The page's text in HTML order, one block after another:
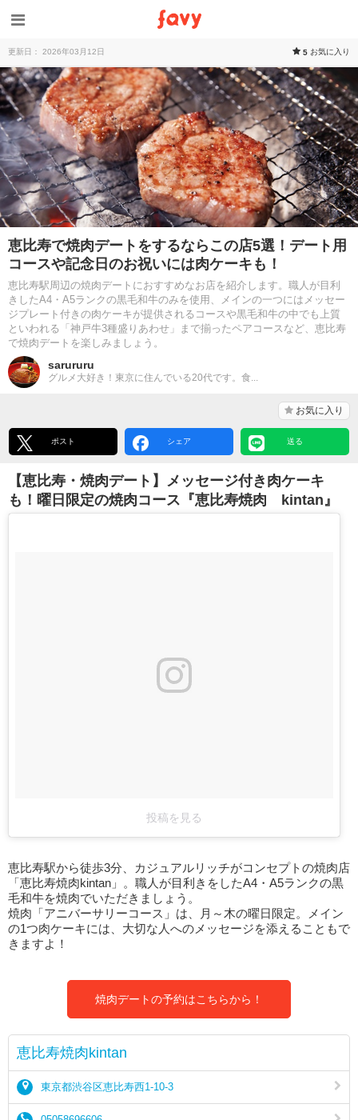
更新日： 2026年03月12日 5 お気に入り
恵比寿で焼肉デートをするならこの店5選！デート用
コースや記念日のお祝いには肉ケーキも！
恵比寿駅周辺の焼肉デートにおすすめなお店を紹介します。職人が目利
きしたA4・A5ランクの黒毛和牛のみを使用、メインの一つにはメッセー
ジプレート付きの肉ケーキが提供されるコースや黒毛和牛の中でも上質
といわれる「神戸牛3種盛りあわせ」まで揃ったペアコースなど、恵比寿
で焼肉デートを楽しみましょう。
sarururu
グルメ大好き！東京に住んでいる20代です。食...
お気に入り
ポスト シェア 送る
【恵比寿・焼肉デート】メッセージ付き肉ケーキ
も！曜日限定の焼肉コース『恵比寿焼肉 kintan』
投稿を見る
恵比寿駅から徒歩3分、カジュアルリッチがコンセプトの焼肉店
「恵比寿焼肉kintan」。職人が目利きをしたA4・A5ランクの黒
毛和牛を焼肉でいただきましょう。
焼肉「アニバーサリーコース」は、月～木の曜日限定。メイン
の1つ肉ケーキには、大切な人へのメッセージを添えることもで
きますよ！
焼肉デートの予約はこちらから！
恵比寿焼肉kintan
東京都渋谷区恵比寿西1-10-3